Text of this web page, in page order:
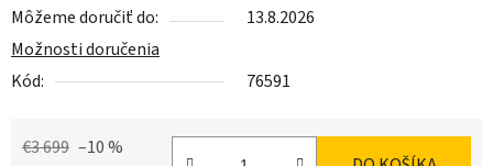
Môžeme doručiť do:
13.8.2026
Možnosti doručenia
Kód:
76591
€3 699 –10 %